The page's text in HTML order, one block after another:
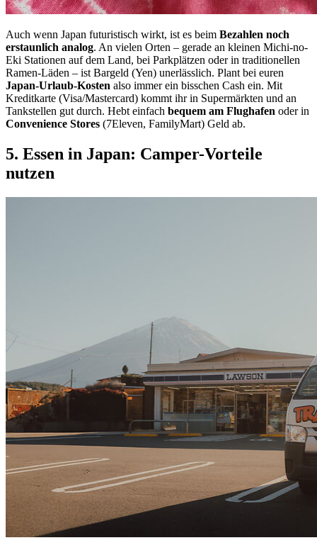
Auch wenn Japan futuristisch wirkt, ist es beim Bezahlen noch
erstaunlich analog. An vielen Orten – gerade an kleinen Michi-no-
Eki Stationen auf dem Land, bei Parkplätzen oder in traditionellen
Ramen-Läden – ist Bargeld (Yen) unerlässlich. Plant bei euren
Japan-Urlaub-Kosten also immer ein bisschen Cash ein. Mit
Kreditkarte (Visa/Mastercard) kommt ihr in Supermärkten und an
Tankstellen gut durch. Hebt einfach bequem am Flughafen oder in
Convenience Stores (7Eleven, FamilyMart) Geld ab.
5. Essen in Japan: Camper-Vorteile
nutzen